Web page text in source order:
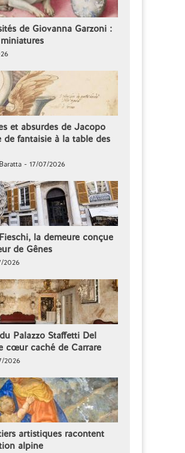
de Giovanna Garzoni :
et absurdes de Jacopo
fantaisie à la table des
- 17/07/2026
la demeure conçue
de Gênes
2026
Palazzo Staffetti Del
cœur caché de Carrare
2026
artistiques racontent
alpine